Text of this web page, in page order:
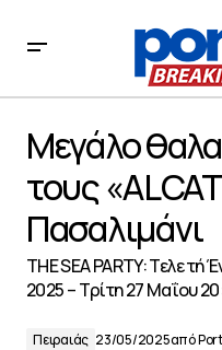
Πασαλιμάνι
Μεγάλο
τους
Πασαλιμάνι
THE SEA PARTY:
2025 – Τρίτη 27 Μαΐου
Πειραιάς 23/05/2025από